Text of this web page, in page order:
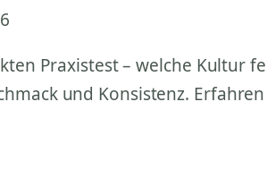
Praxistest – welche Kultur
und Konsistenz.